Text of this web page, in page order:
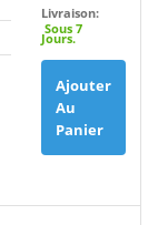
Livraison:
Sous 7
Jours.
Ajouter
Au
Panier